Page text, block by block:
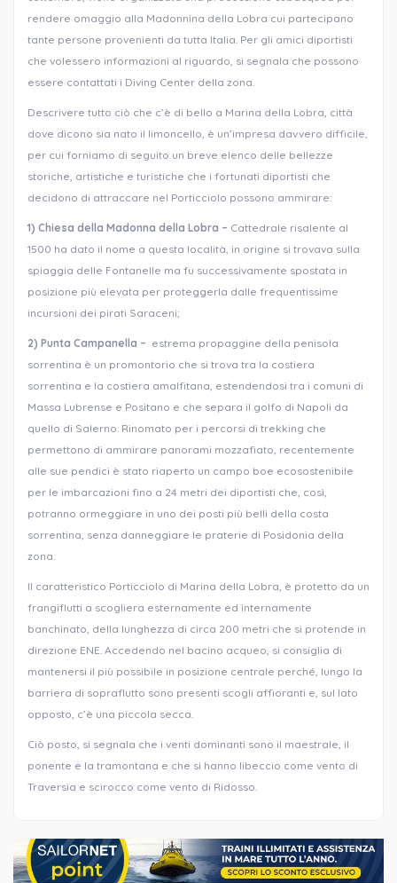
rendere omaggio alla Madonnina della Lobra cui partecipano
tante persone provenienti da tutta Italia. Per gli amici diportisti
che volessero informazioni al riguardo, si segnala che possono
essere contattati i Diving Center della zona.
Descrivere tutto ciò che c’è di bello a Marina della Lobra, città
dove dicono sia nato il limoncello, è un’impresa davvero difficile,
per cui forniamo di seguito un breve elenco delle bellezze
storiche, artistiche e turistiche che i fortunati diportisti che
decidono di attraccare nel Porticciolo possono ammirare:
1) Chiesa della Madonna della Lobra – Cattedrale risalente al
1500 ha dato il nome a questa località, in origine si trovava sulla
spiaggia delle Fontanelle ma fu successivamente spostata in
posizione più elevata per proteggerla dalle frequentissime
incursioni dei pirati Saraceni;
2) Punta Campanella – estrema propaggine della penisola
sorrentina è un promontorio che si trova tra la costiera
sorrentina e la costiera amalfitana, estendendosi tra i comuni di
Massa Lubrense e Positano e che separa il golfo di Napoli da
quello di Salerno. Rinomato per i percorsi di trekking che
permettono di ammirare panorami mozzafiato, recentemente
alle sue pendici è stato riaperto un campo boe ecosostenibile
per le imbarcazioni fino a 24 metri dei diportisti che, così,
potranno ormeggiare in uno dei posti più belli della costa
sorrentina, senza danneggiare le praterie di Posidonia della
zona.
Il caratteristico Porticciolo di Marina della Lobra, è protetto da un
frangiflutti a scogliera esternamente ed internamente
banchinato, della lunghezza di circa 200 metri che si protende in
direzione ENE. Accedendo nel bacino acqueo, si consiglia di
mantenersi il più possibile in posizione centrale perché, lungo la
barriera di sopraflutto sono presenti scogli affioranti e, sul lato
opposto, c’è una piccola secca.
Ciò posto, si segnala che i venti dominanti sono il maestrale, il
ponente e la tramontana e che si hanno libeccio come vento di
Traversia e scirocco come vento di Ridosso.